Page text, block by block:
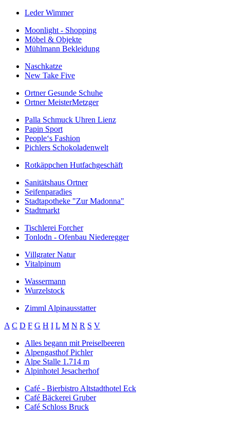
Leder Wimmer
Moonlight - Shopping
Möbel & Objekte
Mühlmann Bekleidung
Naschkatze
New Take Five
Ortner Gesunde Schuhe
Ortner MeisterMetzger
Palla Schmuck Uhren Lienz
Papin Sport
People‘s Fashion
Pichlers Schokoladenwelt
Rotkäppchen Hutfachgeschäft
Sanitätshaus Ortner
Seifenparadies
Stadtapotheke "Zur Madonna"
Stadtmarkt
Tischlerei Forcher
Tonlodn - Ofenbau Niederegger
Villgrater Natur
Vitalpinum
Wassermann
Wurzelstock
Zimml Alpinausstatter
A C D F G H I L M N R S V
Alles begann mit Preiselbeeren
Alpengasthof Pichler
Alpe Stalle 1.714 m
Alpinhotel Jesacherhof
Café - Bierbistro Altstadthotel Eck
Café Bäckerei Gruber
Café Schloss Bruck